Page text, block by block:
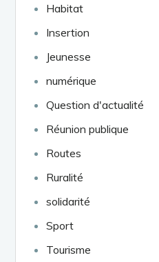
Habitat
Insertion
Jeunesse
numérique
Question d'actualité
Réunion publique
Routes
Ruralité
solidarité
Sport
Tourisme